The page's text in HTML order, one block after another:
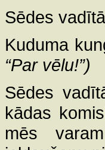
Sēdes
Kuduma
“Par vēlu!”)
Sēdes
kādas
mēs